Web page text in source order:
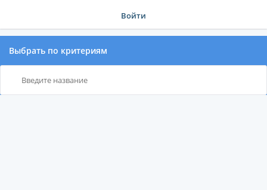
Войти
Выбрать по критериям